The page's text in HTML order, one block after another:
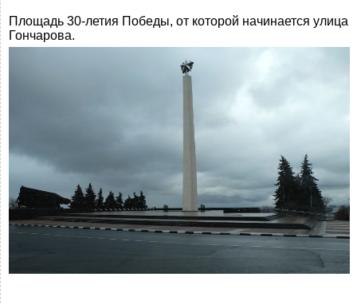
Площадь 30-летия Победы, от которой начинается улица
Гончарова.